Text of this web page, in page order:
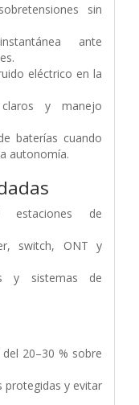
sin
ante
eléctrico en la
y manejo
baterías cuando
autonomía.
de
switch, ONT y
y sistemas de
20–30 % sobre
protegidas y evitar